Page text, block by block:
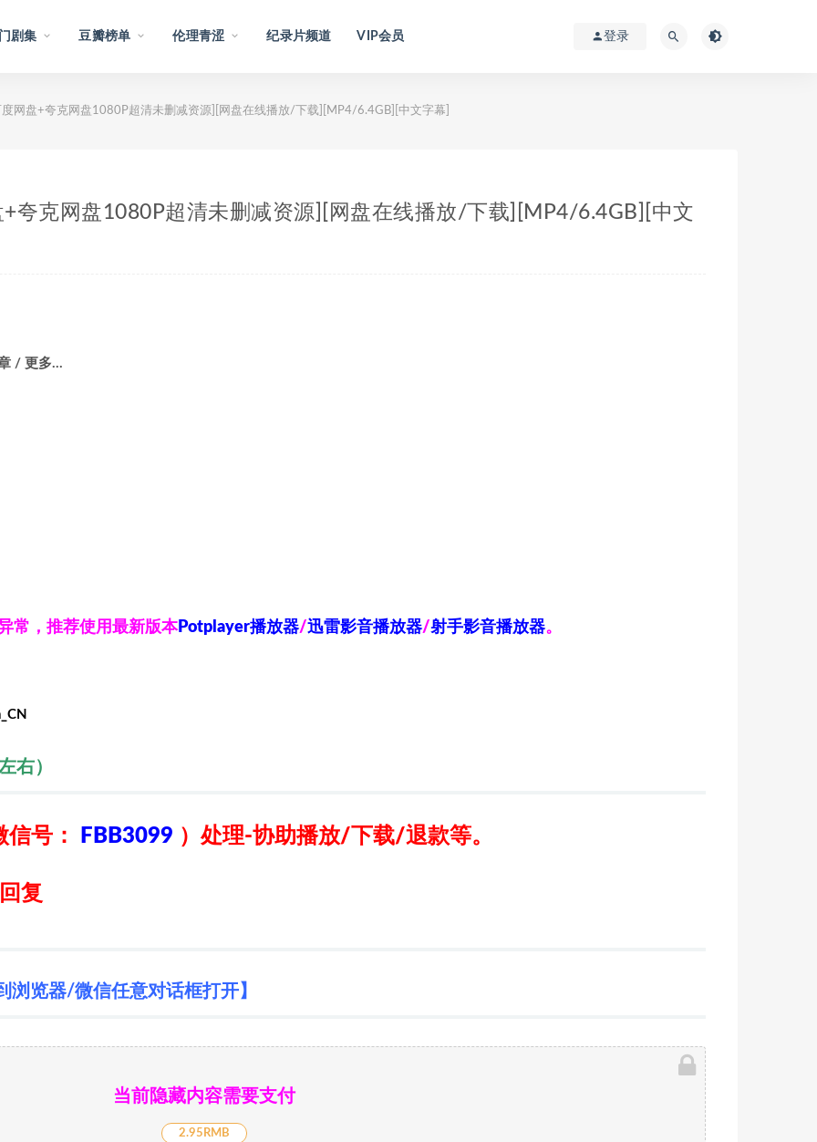
剧集 豆瓣榜单 伦理青涩 纪录片频道 VIP会员 登录
网盘+夸克网盘1080P超清未删减资源][网盘在线播放/下载][MP4/6.4GB][中文字幕]
夸克网盘1080P超清未删减资源][网盘在线播放/下载][MP4/6.4GB][中文
/ 更多…
常，推荐使用最新版本Potplayer播放器/迅雷影音播放器/射手影音播放器。
右）
信号： FBB3099 ） 处理-协助播放/下载/退款等。
复
览器/微信任意对话框打开】
当前隐藏内容需要支付
2.95RMB